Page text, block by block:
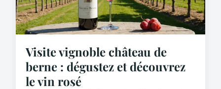
Visite vignoble château de
berne : dégustez et découvrez
le vin rosé